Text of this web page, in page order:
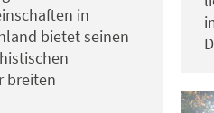
in
bietet seinen
breiten